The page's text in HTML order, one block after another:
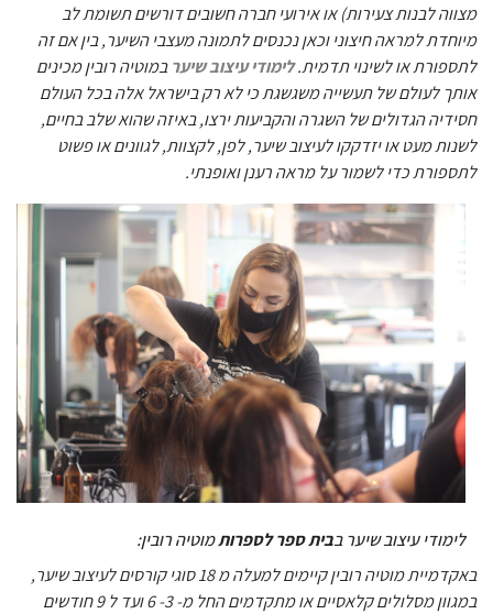
מצווה לבנות צעירות) או אירועי חברה חשובים דורשים תשומת לב
מיוחדת למראה חיצוני וכאן נכנסים לתמונה מעצבי השיער, בין אם זה
לתספורת או לשינוי תדמית.לימודי עיצוב שיערבמוטיה רובין מכינים
אותך לעולם של תעשייה משגשגת כי לא רק בישראל אלה בכל העולם
חסידיה הגדולים של השגרה והקביעות ירצו, באיזה שהוא שלב בחיים,
לשנות מעט או יזדקקו לעיצוב שיער, לפן, לקצוות, לגוונים או פשוט
לתספורת כדי לשמור על מראה רענן ואופנתי.
לימודי עיצוב שיער בבית ספר לספרותמוטיה רובין:
באקדמיית מוטיה רובין קיימים למעלה מ 18 סוגי קורסים לעיצוב שיער,
במגוון מסלולים קלאסיים או מתקדמים החל מ- 3- 6 ועד ל 9 חודשים